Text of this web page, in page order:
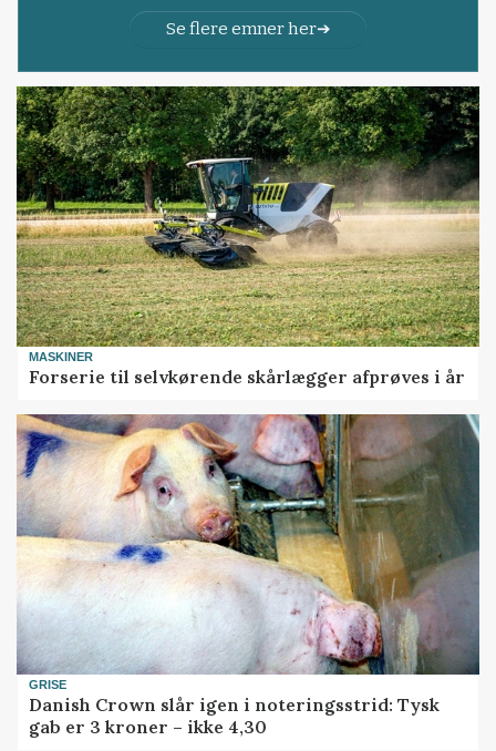
Se flere emner her
MASKINER
Forserie til selvkørende skårlægger afprøves i år
GRISE
Danish Crown slår igen i noteringsstrid: Tysk
gab er 3 kroner – ikke 4,30